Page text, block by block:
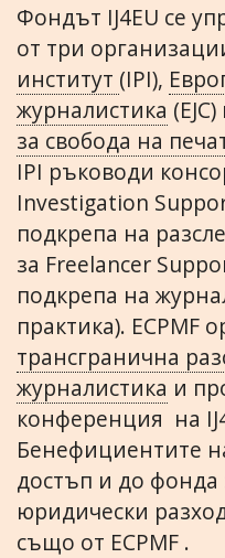
Фондът IJ4EU се
от три
институт (IPI),
журналистика (EJC)
за свобода на
IPI ръководи
Investigation
подкрепа на
за Freelancer
подкрепа на
практика). ECPMF
трансгранична
журналистика и
конференция на
Бенефициентите
достъп и до
юридически
също от ECPMF .